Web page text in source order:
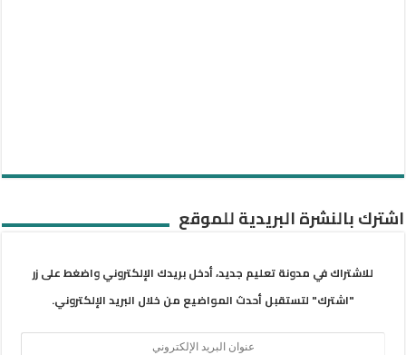
اشترك بالنشرة البريدية للموقع
للاشتراك في مدونة تعليم جديد، أدخل بريدك الإلكتروني واضغط على زر
"اشترك" لتستقبل أحدث المواضيع من خلال البريد الإلكتروني.